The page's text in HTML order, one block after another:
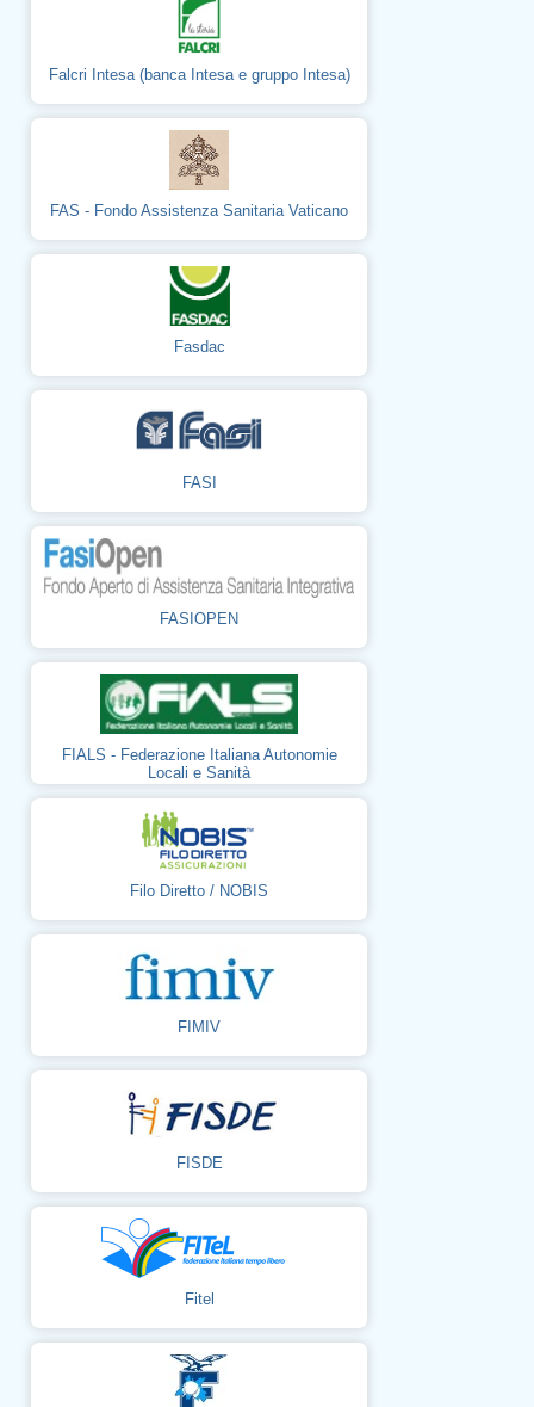
Falcri Intesa (banca Intesa e gruppo Intesa)
FAS - Fondo Assistenza Sanitaria Vaticano
Fasdac
FASI
FASIOPEN
FIALS - Federazione Italiana Autonomie
Locali e Sanità
Filo Diretto / NOBIS
FIMIV
FISDE
Fitel